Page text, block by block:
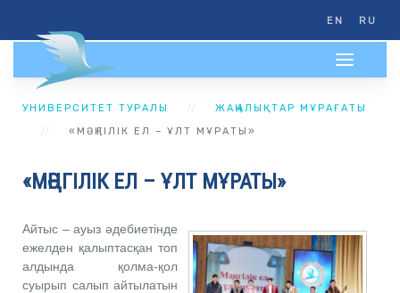
EN RU
УНИВЕРСИТЕТ ТУРАЛЫ
ЖАҢАЛЫҚТАР МҰРАҒАТЫ
«МӘҢГІЛІК ЕЛ – ҰЛТ МҰРАТЫ»
«МӘҢГІЛІК ЕЛ – ҰЛТ МҰРАТЫ»
Айтыс – ауыз әдебиетінде
ежелден қалыптасқан топ
алдында қолма-қол
суырып салып айтылатын